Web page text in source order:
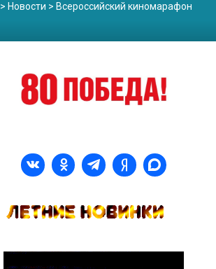
> Новости > Всероссийский киномарафон